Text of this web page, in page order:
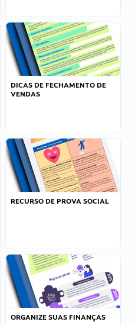
DICAS DE FECHAMENTO DE
VENDAS
RECURSO DE PROVA SOCIAL
ORGANIZE SUAS FINANÇAS